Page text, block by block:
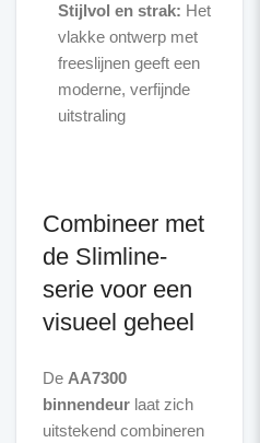
Stijlvol en strak: Het
vlakke ontwerp met
freeslijnen geeft een
moderne, verfijnde
uitstraling
Combineer met
de Slimline-
serie voor een
visueel geheel
De AA7300
binnendeurlaat zich
uitstekend combineren